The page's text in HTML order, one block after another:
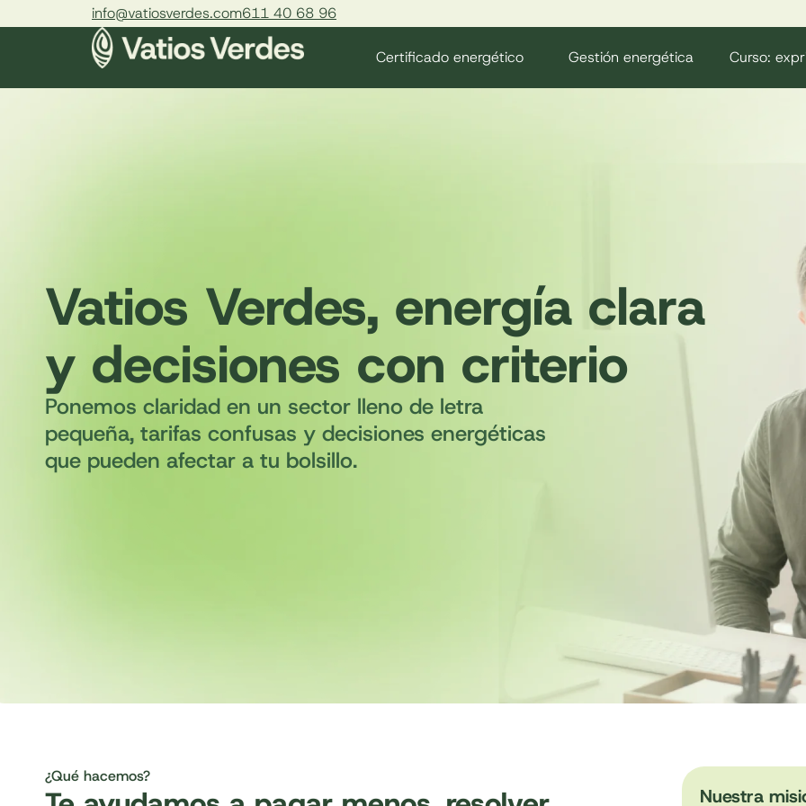
info@vatiosverdes.com611 40 68 96
Certificado energético Gestión energética Curso:
Vatios Verdes, energía clara
y decisiones con criterio
Ponemos claridad en un sector lleno de letra
pequeña, tarifas confusas y decisiones energéticas
que pueden afectar a tu bolsillo.
¿Qué hacemos?
Nuestra